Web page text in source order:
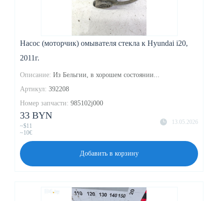
Насос (моторчик) омывателя стекла к Hyundai i20,
2011г.
Описание: Из Бельгии, в хорошем состоянии...
Артикул: 392208
Номер запчасти: 985102j000
13.05.2026
33 BYN
~$11
~10€
Добавить в корзину